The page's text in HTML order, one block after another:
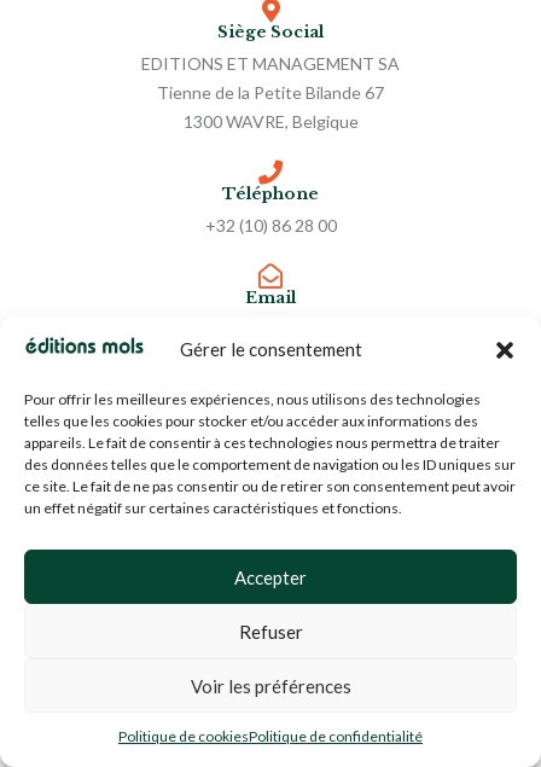
Gérer le consentement
Pour offrir les meilleures expériences, nous utilisons des technologies
telles que les cookies pour stocker et/ou accéder aux informations des
appareils. Le fait de consentir à ces technologies nous permettra de traiter
des données telles que le comportement de navigation ou les ID uniques sur
ce site. Le fait de ne pas consentir ou de retirer son consentement peut avoir
un effet négatif sur certaines caractéristiques et fonctions.
Accepter
Refuser
Voir les préférences
Politique de cookiesPolitique de confidentialité
Siège Social
EDITIONS ET MANAGEMENT SA
Tienne de la Petite Bilande 67
1300 WAVRE, Belgique
Téléphone
+32 (10) 86 28 00
Email
N° d'entreprise
BE0453919022
À PROPOS
Les Éditions Mols se définissent comme éditeur indépendant,
ouvert à une diversité de textes d’auteurs francophones et
Nous publions des textes non seulement de professionnels de
qui apportent sens et perspective à leur entourage et au monde.